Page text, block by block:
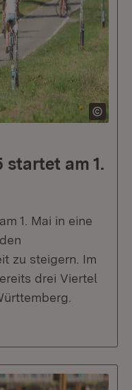
startet am 1.
1. Mai in eine
zu steigern. Im
drei Viertel